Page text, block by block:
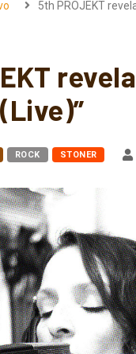
5th PROJEKT
ROCK STONER